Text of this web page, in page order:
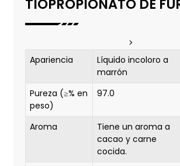
TIOPROPIONATO DE
>
Apariencia
Líquido incoloro a
marrón
Pureza (≥% en
peso)
97.0
Aroma
Tiene un aroma a
cacao y carne
cocida.